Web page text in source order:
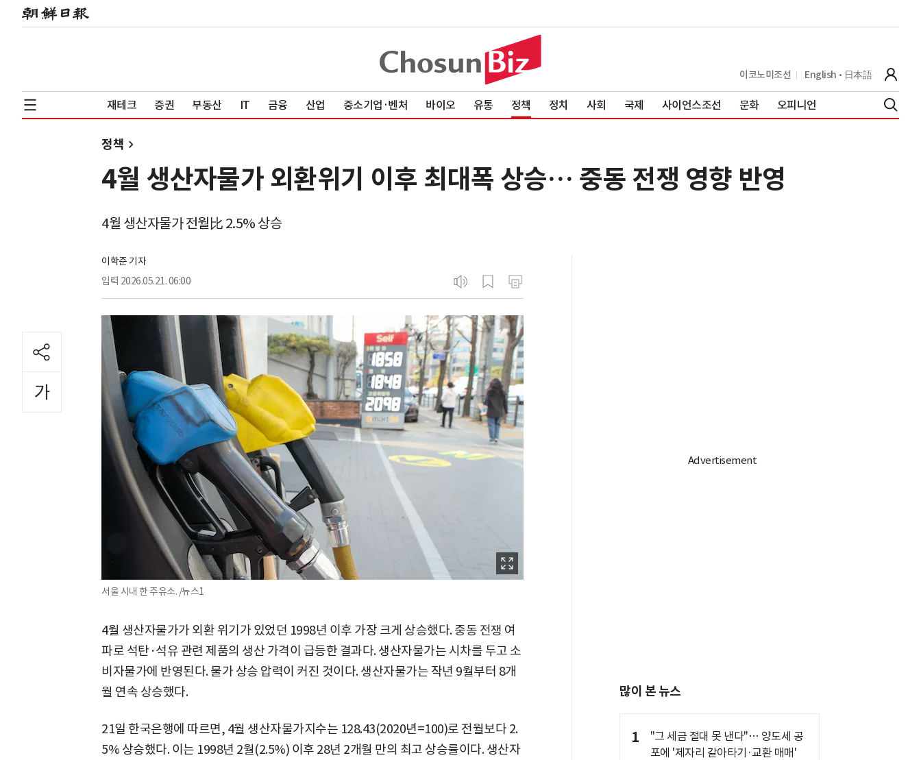
이코노미조선 English 日本語
재테크 증권 부동산 IT 금융 산업 중소기업·벤처 바이오 유통 정책 정치 사회 국제 사이언스조선 문화 오피니언
정책
4월 생산자물가 외환위기 이후 최대폭 상승… 중동 전쟁 영향 반영
4월 생산자물가 전월比 2.5% 상승
이학준 기자
입력 2026.05.21. 06:00
서울 시내 한 주유소. /뉴스1
4월 생산자물가가 외환 위기가 있었던 1998년 이후 가장 크게 상승했다. 중동 전쟁 여
파로 석탄·석유 관련 제품의 생산 가격이 급등한 결과다. 생산자물가는 시차를 두고 소
비자물가에 반영된다. 물가 상승 압력이 커진 것이다. 생산자물가는 작년 9월부터 8개
월 연속 상승했다.
21일 한국은행에 따르면, 4월 생산자물가지수는 128.43(2020년=100)로 전월보다 2.
5% 상승했다. 이는 1998년 2월(2.5%) 이후 28년 2개월 만의 최고 상승률이다. 생산자
많이 본 뉴스
1
"그 세금 절대 못 낸다"… 양도세 공
포에 '제자리 갈아타기·교환 매매'